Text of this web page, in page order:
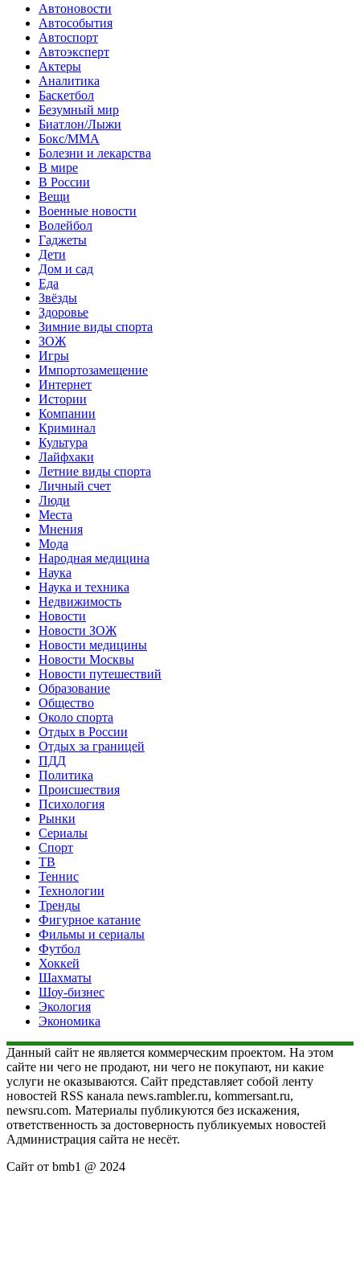
Автоновости
Автособытия
Автоспорт
Автоэксперт
Актеры
Аналитика
Баскетбол
Безумный мир
Биатлон/Лыжи
Бокс/MMA
Болезни и лекарства
В мире
В России
Вещи
Военные новости
Волейбол
Гаджеты
Дети
Дом и сад
Еда
Звёзды
Здоровье
Зимние виды спорта
ЗОЖ
Игры
Импортозамещение
Интернет
Истории
Компании
Криминал
Культура
Лайфхаки
Летние виды спорта
Личный счет
Люди
Места
Мнения
Мода
Народная медицина
Наука
Наука и техника
Недвижимость
Новости
Новости ЗОЖ
Новости медицины
Новости Москвы
Новости путешествий
Образование
Общество
Около спорта
Отдых в России
Отдых за границей
ПДД
Политика
Происшествия
Психология
Рынки
Сериалы
Спорт
ТВ
Теннис
Технологии
Тренды
Фигурное катание
Фильмы и сериалы
Футбол
Хоккей
Шахматы
Шоу-бизнес
Экология
Экономика
Данный сайт не является коммерческим проектом. На этом
сайте ни чего не продают, ни чего не покупают, ни какие
услуги не оказываются. Сайт представляет собой ленту
новостей RSS канала news.rambler.ru, kommersant.ru,
newsru.com. Материалы публикуются без искажения,
ответственность за достоверность публикуемых новостей
Администрация сайта не несёт.
Сайт от bmb1 @ 2024